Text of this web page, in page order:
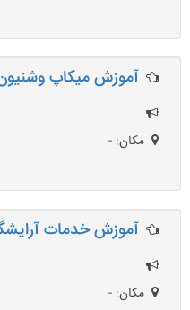
آموزش میکاپ
مکان: -
آموزش خدمات
مکان: -